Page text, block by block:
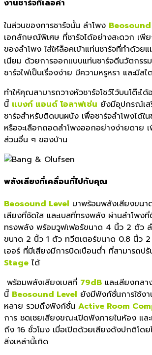
งานชาร์จที่เลอค่า
ในส่วนของการชาร์จนั้น ลำโพง
เอกลักษณ์พิเศษ ที่ชาร์จได้อย่างสะดวก เพี
ของลำโพง ใส่ให้ล็อคเข้าแท่นชาร์จที่ทำด้วย
เนียม ด้วยการออกแบบแท่นชาร์จดีนวัตกรร
ชาร์จไฟเป็นเรื่องง่าย มีความหรูหรา และมีส
ทำให้คุณสามารถวางหัวชาร์จโชว์ไว้บนโต๊ะไ
นี้ แบงก์ แอนด์ โอลาฟเซ่น ยังมีอุปกรณ์เส
ชาร์จสำหรับติดบนผนัง เพื่อชาร์จลำโพงได้
หรือจะเลือกถอดลำโพงออกอย่างง่ายดาย
ส่วนอื่น ๆ ของบ้าน
พลังเสียงที่เคลื่อนที่ไปกับคุณ
Beosound Level มาพร้อมพลังเสียงขนา
เสียงที่ชัดใส และเบสที่ทรงพลัง ผ่านลำโพ
ทรงพลัง พร้อมวูฟเฟอร์ขนาด 4 นิ้ว 2 ตัว ล
ขนาด 2 นิ้ว 1 ตัว ทวีตเตอร์ขนาด 0.8 นิ้ว
เออร์ ที่มีเสียงมีการบิดเบือนต่ำ ที่สามารถปรั
Stage ได้
พร้อมพลังเสียงเบสที่ 79dB และเสียงกลา
นี้ Beosound Level ยังมีฟังก์ชั่นการใช้ง
หลาย รวมถึงฟังก์ชั่น Active Room
การ ชดเชยเสียงขณะเปิดฟังภายในห้อง และ
ถึง 16 ชั่วโมง เมื่อเปิดด้วยเสียงดังปกติโด
สิ่งเหล่านี้เกิด